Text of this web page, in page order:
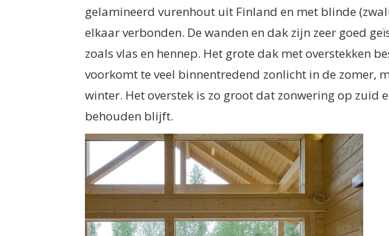
gelamineerd vurenhout uit Finland en met blinde
elkaar verbonden. De wanden en dak zijn zeer goed
zoals vlas en hennep. Het grote dak met overstekken
voorkomt te veel binnentredend zonlicht in de zomer,
winter. Het overstek is zo groot dat zonwering op zuid
behouden blijft.